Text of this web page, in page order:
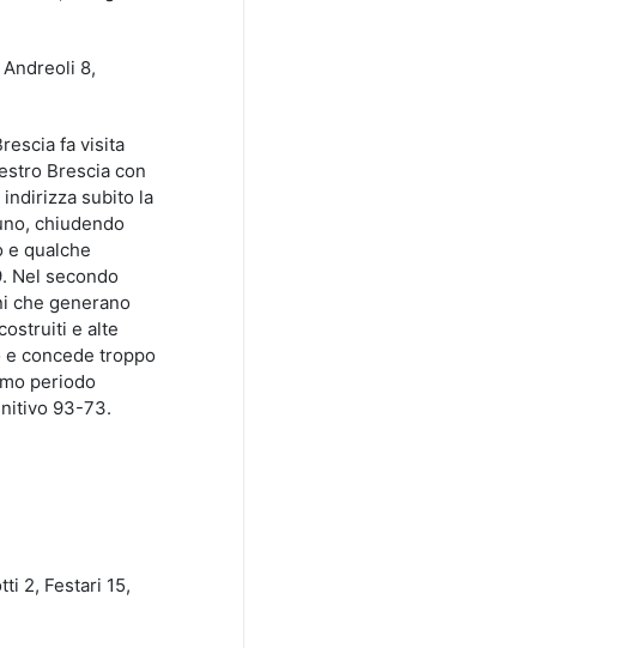
8,
fa visita
Brescia con
subito la
chiudendo
e qualche
Nel secondo
che generano
e alte
e concede troppo
periodo
93-73.
2, Festari 15,